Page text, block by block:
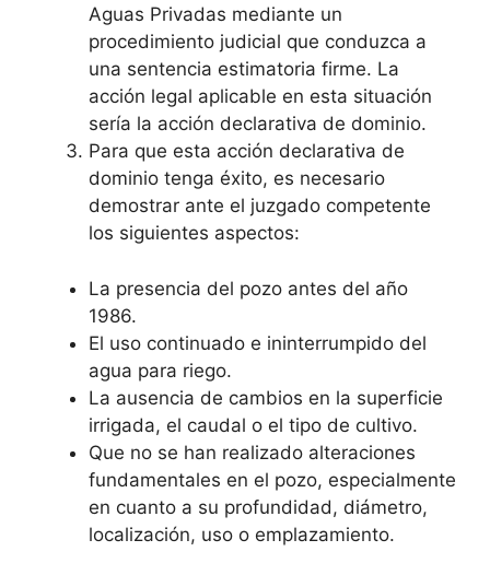
Aguas Privadas mediante un
procedimiento judicial que conduzca a
una sentencia estimatoria firme. La
acción legal aplicable en esta situación
sería la acción declarativa de dominio.
Para que esta acción declarativa de
dominio tenga éxito, es necesario
demostrar ante el juzgado competente
los siguientes aspectos:
La presencia del pozo antes del año
1986.
El uso continuado e ininterrumpido del
agua para riego.
La ausencia de cambios en la superficie
irrigada, el caudal o el tipo de cultivo.
Que no se han realizado alteraciones
fundamentales en el pozo, especialmente
en cuanto a su profundidad, diámetro,
localización, uso o emplazamiento.